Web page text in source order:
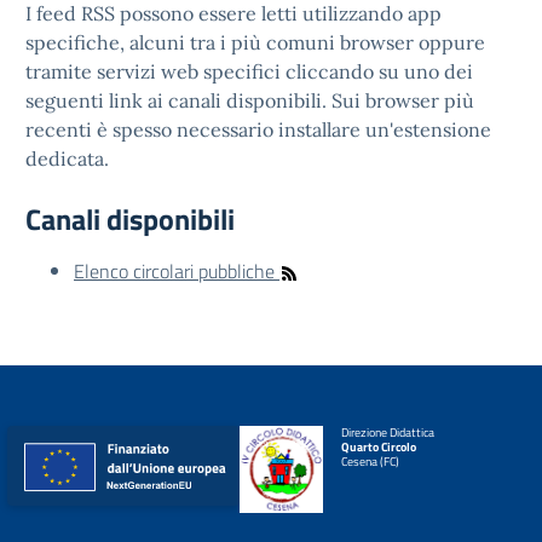
I feed RSS possono essere letti utilizzando app
specifiche, alcuni tra i più comuni browser oppure
tramite servizi web specifici cliccando su uno dei
seguenti link ai canali disponibili. Sui browser più
recenti è spesso necessario installare un'estensione
dedicata.
Canali disponibili
Elenco circolari pubbliche
Direzione Didattica
Quarto Circolo
Cesena (FC)